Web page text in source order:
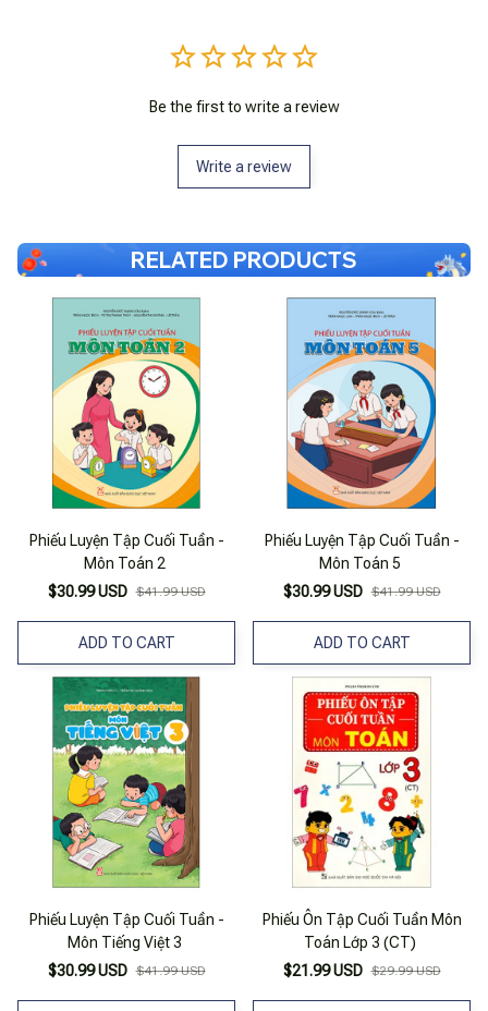
Be the first to write a review
Write a review
RELATED PRODUCTS
Phiếu Luyện Tập Cuối Tuần -
Môn Toán 2
$30.99 USD $41.99 USD
ADD TO CART
Phiếu Luyện Tập Cuối Tuần -
Môn Toán 5
$30.99 USD $41.99 USD
ADD TO CART
Phiếu Luyện Tập Cuối Tuần -
Môn Tiếng Việt 3
$30.99 USD $41.99 USD
Phiếu Ôn Tập Cuối Tuần Môn
Toán Lớp 3 (CT)
$21.99 USD $29.99 USD